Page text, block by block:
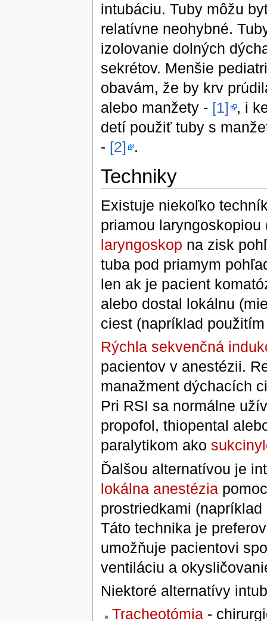
intubáciu. Tuby môžu
relatívne neohybné.
izolovanie dolných
sekrétov. Menšie
obavám, že by krv
alebo manžety - [1] , i
detí použiť tuby s
- [2] .
Techniky
Existuje niekoľko
priamou
laryngoskop na zisk
tuba pod priamym
len ak je pacient
alebo dostal lokálnu
ciest (napríklad
Rýchla sekvenčná
pacientov v anestézii.
manažment dýchacích
Pri RSI sa normálne
propofol, thiopental
paralytikom ako
Ďalšou alternatívou je
lokálna anestézia
prostriedkami
Táto technika je
umožňuje pacientovi
ventiláciu a
Niektoré alternatívy
Tracheotómia-